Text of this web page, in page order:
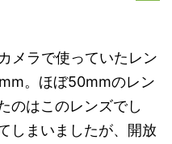
メラで使っていたレン
。ほぼ50mmのレン
のはこのレンズでし
しまいましたが、開放